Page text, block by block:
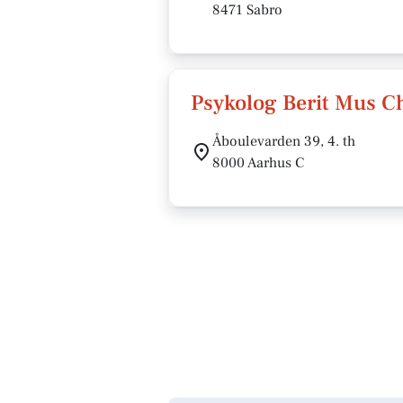
8471 Sabro
Psykolog Berit Mus
Åboulevarden 39, 4. th
8000 Aarhus C